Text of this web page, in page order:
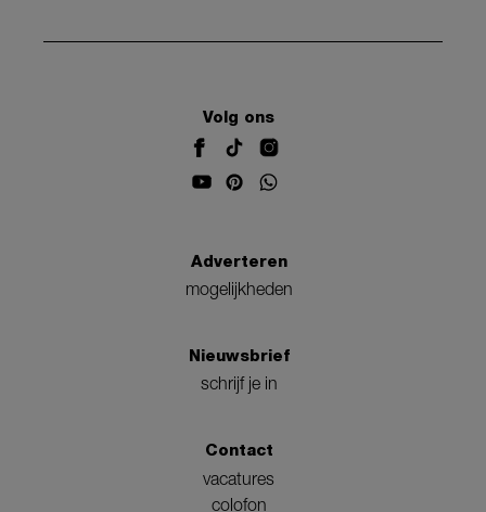
Volg ons
Adverteren
mogelijkheden
Nieuwsbrief
schrijf je in
Contact
vacatures
colofon